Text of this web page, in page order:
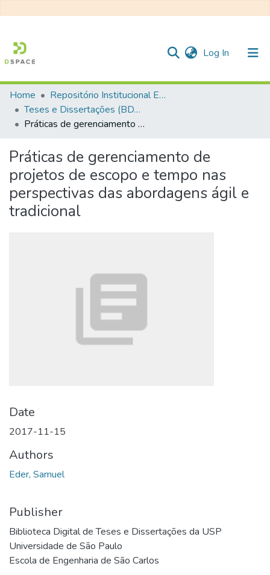
Log In (current)
Communities & Collections
All of DSpace
Statistics
Home
Repositório Institucional EESC
Teses e Dissertações (BDTD USP)
Práticas de gerenciamento de projetos de escopo e tempo nas perspectivas das abordagens ágil e tradicional
Práticas de gerenciamento de
projetos de escopo e tempo nas
perspectivas das abordagens ágil e
tradicional
Date
2017-11-15
Authors
Eder, Samuel
Publisher
Biblioteca Digital de Teses e Dissertações da USP
Universidade de São Paulo
Escola de Engenharia de São Carlos